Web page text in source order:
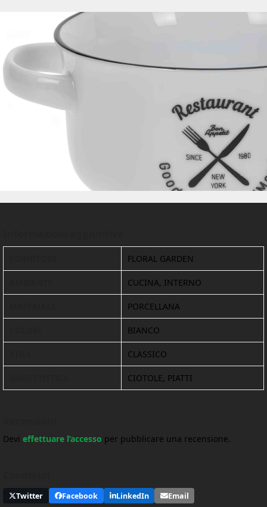
FLORAL GARDEN
CUCINA, INTERNO
PORCELLANA
BIANCO
CLASSICO
CIOTOLE, PIATTI
Devi effettuare l’accesso per pubblicare una recensione.
Twitter Facebook LinkedIn Email